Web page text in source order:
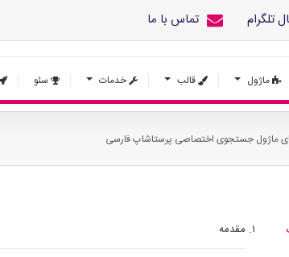
تلگرام تماس با ما
ماژول قالب خدمات سئو
ماژول جستجوی اختصاصی پرستاشاپ فارسی
مقدمه